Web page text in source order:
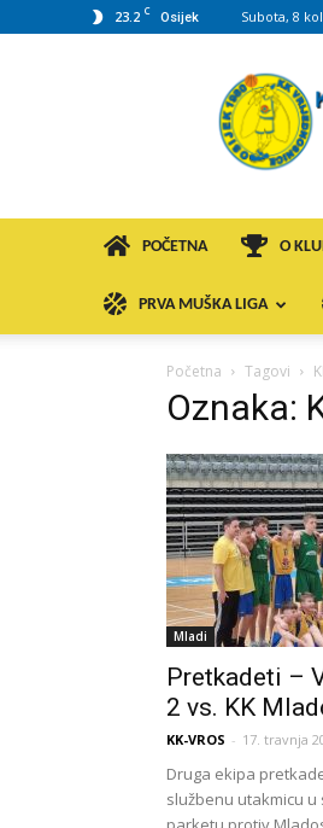
23.2 C Osijek Subota, 8
KK
VROS
POČETNA O
PRVA MUŠKA LIGA
Početna Tagovi
Oznaka:
Mladi
Pretkadeti –
2 vs. KK
KK-VROS - 17. travnja
Druga ekipa
službenu utakmicu u